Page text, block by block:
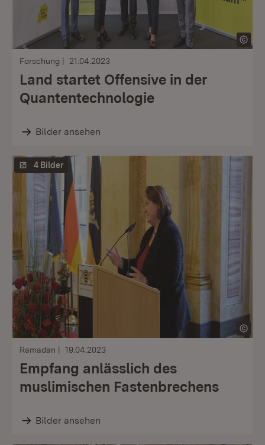
Forschung 21.04.2023
Land startet Offensive in der
Quantentechnologie
Bilder ansehen
4 Bilder
Ramadan 19.04.2023
Empfang anlässlich des
muslimischen Fastenbrechens
Bilder ansehen